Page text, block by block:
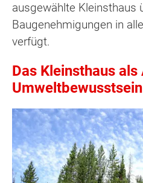
ausgewählte Kleinsthaus
Baugenehmigungen in
verfügt.
Das Kleinsthaus
Umweltbewusstsein